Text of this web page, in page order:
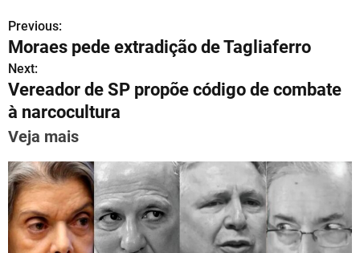
at
s
A
p
p
gr
a
m
e
b
o
k
ai
l
er
e
st
k
e
dI
ar
e
P
o
s
t
a
v
i
Previous:
Moraes pede extradição de Tagliaferro
Next:
Vereador de SP propõe código de combate
à narcocultura
Veja mais